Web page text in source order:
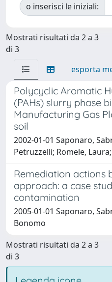
o inserisci le iniziali:
Mostrati risultati da 2 a 3
di 3
esporta
Polycyclic Aromatic
(PAHs) slurry phase
Manufacturing Gas
soil
2002-01-01 Saponaro,
Petruzzelli; Romele,
Remediation actions
approach: a case
contamination
2005-01-01 Saponaro,
Bonomo
Mostrati risultati da 2 a 3
di 3